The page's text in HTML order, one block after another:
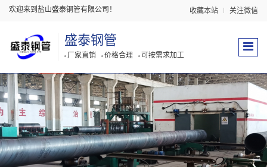
欢迎来到盐山盛泰钢管有限公司！ 收藏本站 关注微信
盛泰钢管
厂家直销 价格合理 可按需求加工